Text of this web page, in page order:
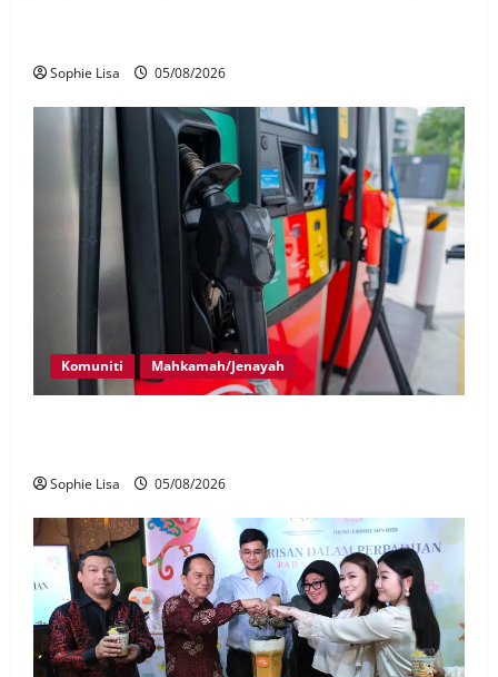
Sophie Lisa 05/08/2026
Komuniti Mahkamah/Jenayah
Sophie Lisa 05/08/2026